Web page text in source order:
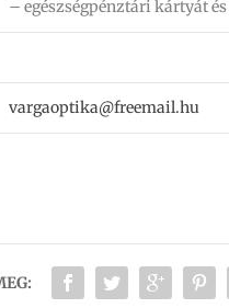
– egészségpénztári kártyát
vargaoptika@freemail.hu